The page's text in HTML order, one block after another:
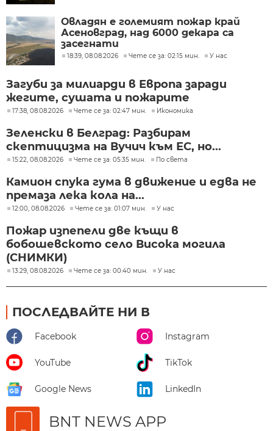
Овладян е големият пожар край
Асеновград, над 6000 декара са
засегнати
18:39, 08.08.2026 Чете се за: 02:15 мин. У нас
Загуби за милиарди в Европа заради
жегите, сушата и пожарите
17:38, 08.08.2026 Чете се за: 02:47 мин. Икономика
Зеленски в Белград: Разбирам
скептицизма на Вучич към ЕС, но...
15:22, 08.08.2026 Чете се за: 05:35 мин. По света
Камион спука гума в движение и едва не
премаза лека кола на...
12:00, 08.08.2026 Чете се за: 01:07 мин. У нас
Пожар изпепели две къщи в
бобошевското село Висока могила
(СНИМКИ)
13:29, 08.08.2026 Чете се за: 00:40 мин. У нас
ПОСЛЕДВАЙТЕ НИ В
Facebook Instagram
YouTube TikTok
Google News LinkedIn
BNT NEWS APP